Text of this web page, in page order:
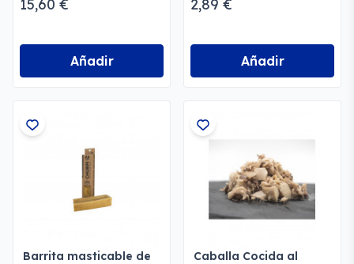
15,60 €
Añadir
2,89 €
Añadir
Barrita masticable de
Caballa Cocida al